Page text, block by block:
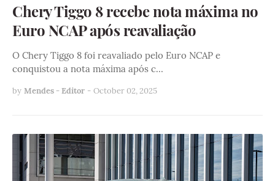
Chery Tiggo 8 recebe nota máxima no
Euro NCAP após reavaliação
O Chery Tiggo 8 foi reavaliado pelo Euro NCAP e
conquistou a nota máxima após c…
by Mendes - Editor - October 02, 2025